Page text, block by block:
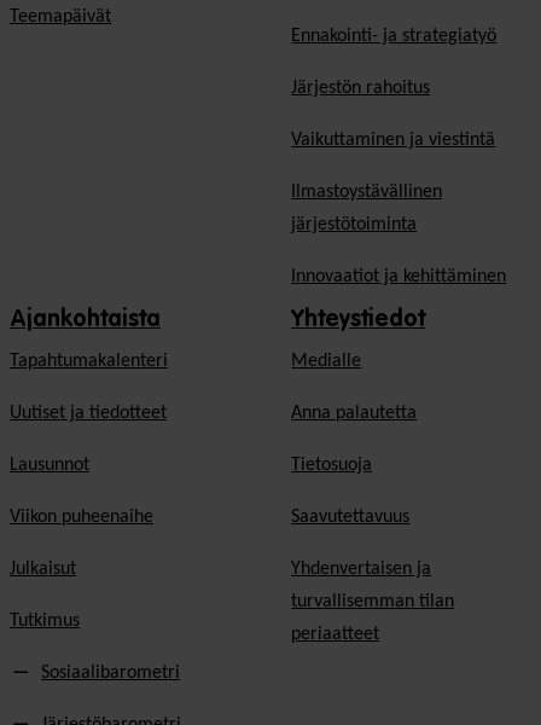
Teemapäivät
Ennakointi- ja strategiatyö
Järjestön rahoitus
Vaikuttaminen ja viestintä
Ilmastoystävällinen
järjestötoiminta
Innovaatiot ja kehittäminen
Ajankohtaista
Tapahtumakalenteri
Uutiset ja tiedotteet
Lausunnot
Viikon puheenaihe
Julkaisut
Tutkimus
Sosiaalibarometri
Yhteystiedot
Medialle
Anna palautetta
Tietosuoja
Saavutettavuus
Yhdenvertaisen ja
turvallisemman tilan
periaatteet